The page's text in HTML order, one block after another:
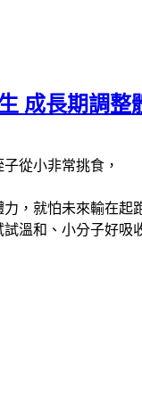
成長期調
從小非常挑食，
，就怕未來輸在起
溫和、小分子好吸